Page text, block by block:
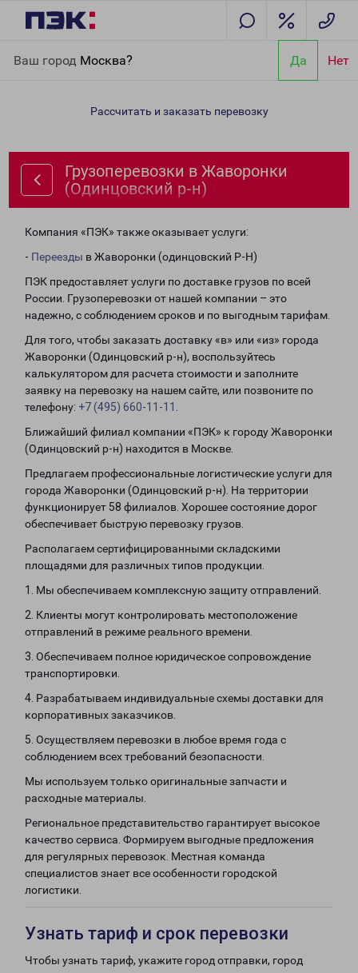
Ваш город Москва? Да Нет
(Одинцовский р-н)
Рассчитать и заказать перевозку
Грузоперевозки в Жаворонки
(Одинцовский р-н)
Компания «ПЭК» также оказывает услуги:
- Переезды в Жаворонки (одинцовский Р-Н)
ПЭК предоставляет услуги по доставке грузов по всей
России. Грузоперевозки от нашей компании – это
надежно, с соблюдением сроков и по выгодным тарифам.
Для того, чтобы заказать доставку «в» или «из» города
Жаворонки (Одинцовский р-н), воспользуйтесь
калькулятором для расчета стоимости и заполните
заявку на перевозку на нашем сайте, или позвоните по
телефону: +7 (495) 660-11-11
Ближайший филиал компании «ПЭК» к городу Жаворонки
(Одинцовский р-н) находится в Москве.
Предлагаем профессиональные логистические услуги для
города Жаворонки (Одинцовский р-н). На территории
функционирует 58 филиалов. Хорошее состояние дорог
обеспечивает быструю перевозку грузов.
Располагаем сертифицированными складскими
площадями для различных типов продукции.
1. Мы обеспечиваем комплексную защиту отправлений.
2. Клиенты могут контролировать местоположение
отправлений в режиме реального времени.
3. Обеспечиваем полное юридическое сопровождение
транспортировки.
4. Разрабатываем индивидуальные схемы доставки для
корпоративных заказчиков.
5. Осуществляем перевозки в любое время года с
соблюдением всех требований безопасности.
Мы используем только оригинальные запчасти и
расходные материалы.
Региональное представительство гарантирует высокое
качество сервиса. Формируем выгодные предложения
для регулярных перевозок. Местная команда
специалистов знает все особенности городской
логистики.
Узнать тариф и срок перевозки
Чтобы узнать тариф, укажите город отправки, город